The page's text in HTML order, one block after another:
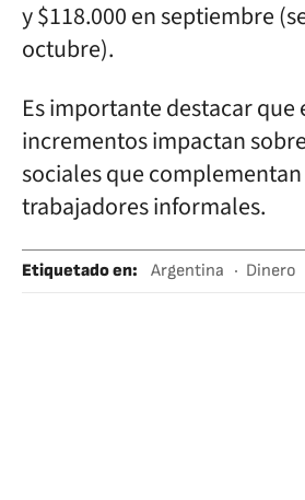
y $118.000 en septiembre
octubre).
Es importante destacar que
incrementos impactan
sociales que
trabajadores informales.
Etiquetado en: Argentina Dinero